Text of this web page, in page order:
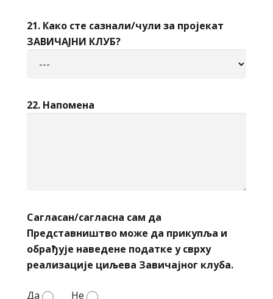
21. Како сте сазнали/чули за пројекат
ЗАВИЧАЈНИ КЛУБ?
22. Напомена
Сагласан/сагласна сам да
Представништво може да прикупља и
обрађује наведене податке у сврху
реализације циљева Завичајног клуба.
Да Не